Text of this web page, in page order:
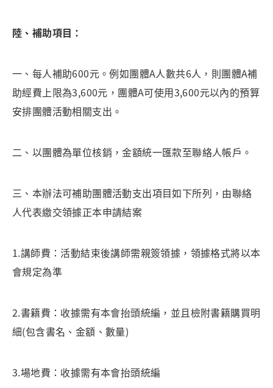
陸、補助項目：
一、每人補助600元。例如團體A人數共6人，則團體A補
助經費上限為3,600元，團體A可使用3,600元以內的預算
安排團體活動相關支出。
二、以團體為單位核銷，金額統一匯款至聯絡人帳戶。
三、本辦法可補助團體活動支出項目如下所列，由聯絡
人代表繳交領據正本申請結案
1.講師費：活動結束後講師需親簽領據，領據格式將以本
會規定為準
2.書籍費：收據需有本會抬頭統編，並且檢附書籍購買明
細(包含書名、金額、數量)
3.場地費：收據需有本會抬頭統編